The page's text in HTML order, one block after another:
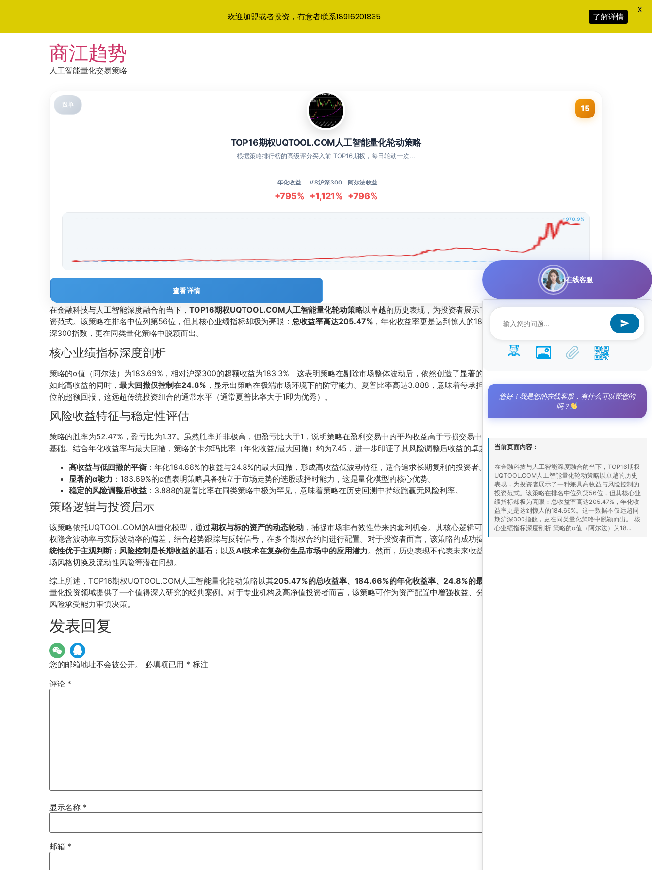
商江趋势
人工智能量化交易策略
跟单 15
TOP16期权UQTOOL.COM人工智能量化轮动策略
根据策略排行榜的高级评分买入前 TOP16期权，每日轮动一次...
年化收益
+795%
VS沪深300
+1,121%
阿尔法收益
+796%
+970.9%
查看详情
在金融科技与人工智能深度融合的当下， TOP16期权UQTOOL.COM人工智能量化轮动策略以卓越的历史表现，为投资者展示了一种兼具高收益与风险控制的投
资范式。该策略在排名中位列第56位，但其核心业绩指标却极为亮眼： 总收益率高达205.47% ，年化收益率更是达到惊人的184.66%。这一数据不仅远超同期沪
深300指数，更在同类量化策略中脱颖而出。
核心业绩指标深度剖析
策略的α值（阿尔法）为183.69%，相对沪深300的超额收益为183.3%，这表明策略在剔除市场整体波动后，依然创造了显著的超额回报。更为难得的是，在实现
如此高收益的同时， 最大回撤仅控制在24.8% ，显示出策略在极端市场环境下的防守能力。夏普比率高达3.888，意味着每承担一单位风险，策略能获得近3.9单
位的超额回报，这远超传统投资组合的通常水平（通常夏普比率大于1即为优秀）。
风险收益特征与稳定性评估
策略的胜率为52.47%，盈亏比为1.37。虽然胜率并非极高，但盈亏比大于1，说明策略在盈利交易中的平均收益高于亏损交易中的平均损失，这构成了长期复利的
基础。结合年化收益率与最大回撤，策略的卡尔玛比率（年化收益/最大回撤）约为7.45，进一步印证了其风险调整后收益的卓越性。
高收益与低回撤的平衡 ：年化184.66%的收益与24.8%的最大回撤，形成高收益低波动特征，适合追求长期复利的投资者。
显著的α能力 ：183.69%的α值表明策略具备独立于市场走势的选股或择时能力，这是量化模型的核心优势。
稳定的风险调整后收益 ：3.888的夏普比率在同类策略中极为罕见，意味着策略在历史回测中持续跑赢无风险利率。
策略逻辑与投资启示
该策略依托UQTOOL.COM的AI量化模型，通过期权与标的资产的动态轮动 ，捕捉市场非有效性带来的套利机会。其核心逻辑可能包括：利用机器学习算法识别期
权隐含波动率与实际波动率的偏差，结合趋势跟踪与反转信号，在多个期权合约间进行配置。对于投资者而言，该策略的成功揭示了几个关键启示：
统性优于主观判断 ； 风险控制是长期收益的基石 ；以及AI技术在复杂衍生品市场中的应用潜力。然而，历史表现不代表未来收益，投资者仍需关注模型过拟合、市
场风格切换及流动性风险等潜在问题。
综上所述，TOP16期权UQTOOL.COM人工智能量化轮动策略以其205.47%的总收益率、184.66%的年化收益率、24.8%的最大回撤以及3.888的夏普比率
量化投资领域提供了一个值得深入研究的经典案例。对于专业机构及高净值投资者而言，该策略可作为资产配置中增强收益、分散风险的重要工具，但需结合自身
风险承受能力审慎决策。
发表回复
您的邮箱地址不会被公开。 必填项已用 * 标注
评论 *
显示名称 *
邮箱 *
欢迎加盟或者投资，有意者联系18916201835 了解详情
X
在线客服
您好！我是您的在线客服，有什么可以帮您的
吗？
当前页面内容：
在金融科技与人工智能深度融合的当下，TOP16期权
UQTOOL.COM人工智能量化轮动策略以卓越的历史
表现，为投资者展示了一种兼具高收益与风险控制的
投资范式。该策略在排名中位列第56位，但其核心业
绩指标却极为亮眼：总收益率高达205.47%，年化收
益率更是达到惊人的184.66%。这一数据不仅远超同
期沪深300指数，更在同类量化策略中脱颖而出。 核
心业绩指标深度剖析 策略的α值（阿尔法）为18...